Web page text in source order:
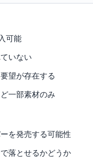
可能
いない
望が存在する
一部素材のみ
を発売する可能性
落とせるかどうか